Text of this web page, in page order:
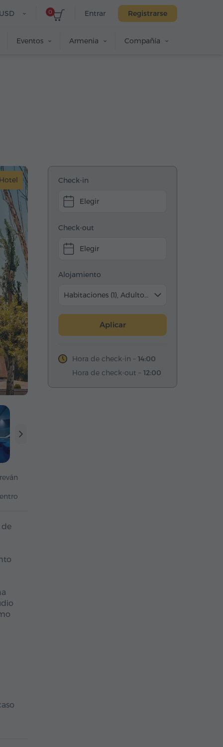
Entrar Registrarse
0
Eventos Armenia Compañía
de
Check-in
Elegir
Check-out
Elegir
Alojamiento
Habitaciones (1), Adulto (2)
Aplicar
Hora de check-in – 14:00
Hora de check-out – 12:00